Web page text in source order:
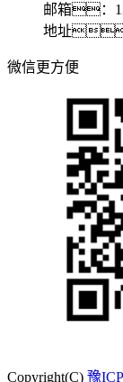
邮箱：
地址
微信更方便
Copyright(C) 豫